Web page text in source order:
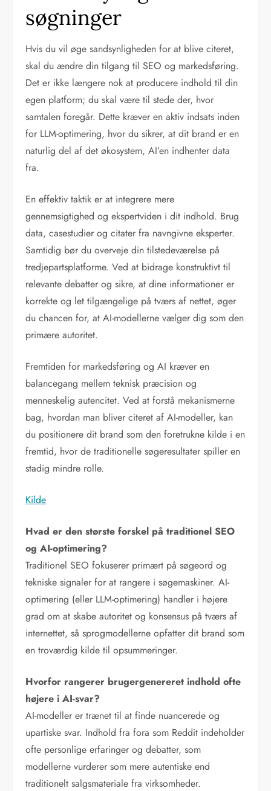
søgninger
Hvis du vil øge sandsynligheden for at blive citeret,
skal du ændre din tilgang til SEO og markedsføring.
Det er ikke længere nok at producere indhold til din
egen platform; du skal være til stede der, hvor
samtalen foregår. Dette kræver en aktiv indsats inden
for LLM-optimering, hvor du sikrer, at dit brand er en
naturlig del af det økosystem, AI’en indhenter data
fra.
En effektiv taktik er at integrere mere
gennemsigtighed og ekspertviden i dit indhold. Brug
data, casestudier og citater fra navngivne eksperter.
Samtidig bør du overveje din tilstedeværelse på
tredjepartsplatforme. Ved at bidrage konstruktivt til
relevante debatter og sikre, at dine informationer er
korrekte og let tilgængelige på tværs af nettet, øger
du chancen for, at AI-modellerne vælger dig som den
primære autoritet.
Fremtiden for markedsføring og AI kræver en
balancegang mellem teknisk præcision og
menneskelig autencitet. Ved at forstå mekanismerne
bag, hvordan man bliver citeret af AI-modeller, kan
du positionere dit brand som den foretrukne kilde i en
fremtid, hvor de traditionelle søgeresultater spiller en
stadig mindre rolle.
Kilde
Hvad er den største forskel på traditionel SEO
og AI-optimering?
Traditionel SEO fokuserer primært på søgeord og
tekniske signaler for at rangere i søgemaskiner. AI-
optimering (eller LLM-optimering) handler i højere
grad om at skabe autoritet og konsensus på tværs af
internettet, så sprogmodellerne opfatter dit brand som
en troværdig kilde til opsummeringer.
Hvorfor rangerer brugergenereret indhold ofte
højere i AI-svar?
AI-modeller er trænet til at finde nuancerede og
upartiske svar. Indhold fra fora som Reddit indeholder
ofte personlige erfaringer og debatter, som
modellerne vurderer som mere autentiske end
traditionelt salgsmateriale fra virksomheder.